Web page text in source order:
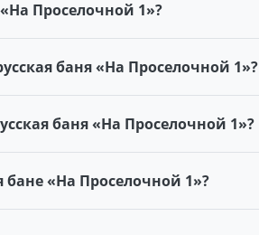
Проселочной 1»?
баня «На Проселочной 1»?
баня «На Проселочной 1»?
бане «На Проселочной 1»?